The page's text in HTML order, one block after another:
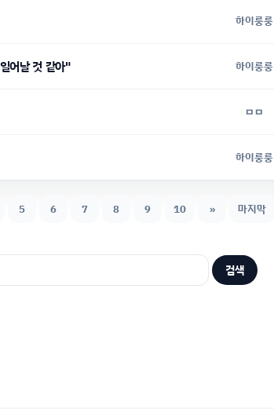
하이룽룽
어날 것 같아" 하이룽룽
ㅁㅁ
하이룽룽
5 6 7 8 9 10 » 마지막
검색